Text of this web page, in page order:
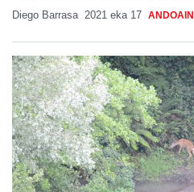
Diego Barrasa 2021 eka 17 ANDOAIN